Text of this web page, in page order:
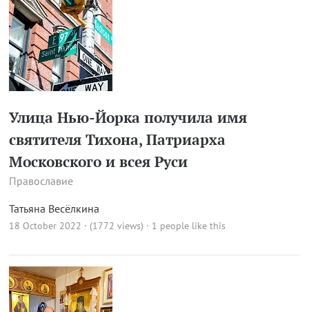
Улица Нью-Йорка получила имя
святителя Тихона, Патриарха
Московского и всея Руси
Православие
Татьяна Весёлкина
18 October 2022 · (1772 views) · 1 people like this